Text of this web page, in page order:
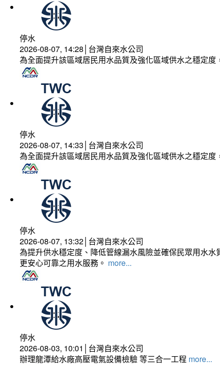
停水
2026-08-07, 14:28│台灣自來水公司
為全面提升該區域居民用水品質及強化區域供水之穩定
停水
2026-08-07, 14:33│台灣自來水公司
為全面提升該區域居民用水品質及強化區域供水之穩定
停水
2026-08-07, 13:32│台灣自來水公司
為提升供水穩定度、降低管線漏水風險並確保民眾用水
更安心可靠之用水服務。 more...
停水
2026-08-03, 10:01│台灣自來水公司
辦理龍潭給水廠高壓電氣設備檢驗 等三合一工程 more...